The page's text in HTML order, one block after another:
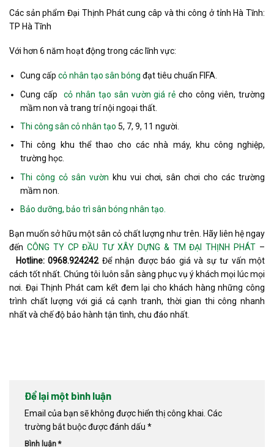
Các sản phẩm Đại Thịnh Phát cung câp và thi công ở tỉnh Hà Tĩnh:
TP Hà Tĩnh
Với hơn 6 năm hoạt động trong các lĩnh vực:
Cung cấpcỏ nhân tạo sân bóng đạt tiêu chuẩn FIFA.
Cung cấp cỏ nhân tạo sân vườn giá rẻ cho công viên, trường
mầm non và trang trí nội ngoại thất.
Thi công sân cỏ nhân tạo 5, 7, 9, 11 người.
Thi công khu thể thao cho các nhà máy, khu công nghiệp,
trường học.
Thi công cỏ sân vườn khu vui chơi, sân chơi cho các trường
mầm non.
Bảo dưỡng, bảo trì sân bóng nhân tạo.
Bạn muốn sở hữu một sân cỏ chất lượng như trên. Hãy liên hệ ngay
đến CÔNG TY CP ĐẦU TƯ XÂY DỰNG & TM ĐẠI THỊNH PHÁT –
Hotline: 0968.924242 Để nhận được báo giá và sự tư vấn một
cách tốt nhất. Chúng tôi luôn sẵn sàng phục vụ ý khách mọi lúc mọi
nơi. Đại Thịnh Phát cam kết đem lại cho khách hàng những công
trình chất lượng với giá cả cạnh tranh, thời gian thi công nhanh
nhất và chế độ bảo hành tận tình, chu đáo nhất.
Để lại một bình luận
Email của bạn sẽ không được hiển thị công khai. Các
trường bắt buộc được đánh dấu *
Bình luận*